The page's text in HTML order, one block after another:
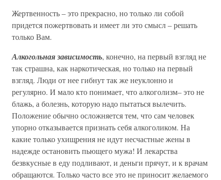
Жертвенность – это прекрасно, но только ли собой
придется пожертвовать и имеет ли это смысл – решать
только Вам.
Алкогольная зависимость, конечно, на первый взгляд не
так страшна, как наркотическая, но только на первый
взгляд. Люди от нее гибнут так же неуклонно и
регулярно. И мало кто понимает, что алкоголизм– это не
блажь, а болезнь, которую надо пытаться вылечить.
Положение обычно осложняется тем, что сам человек
упорно отказывается признать себя алкоголиком. На
какие только ухищрения не идут несчастные жены в
надежде остановить пьющего мужа! И лекарства
безвкусные в еду подливают, и деньги прячут, и к врачам
обращаются. Только часто все это не приносит желаемого